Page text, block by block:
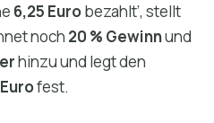
6,25 Eurobezahlt’, stellt
noch 20 % Gewinnund
hinzu und legt den
fest.